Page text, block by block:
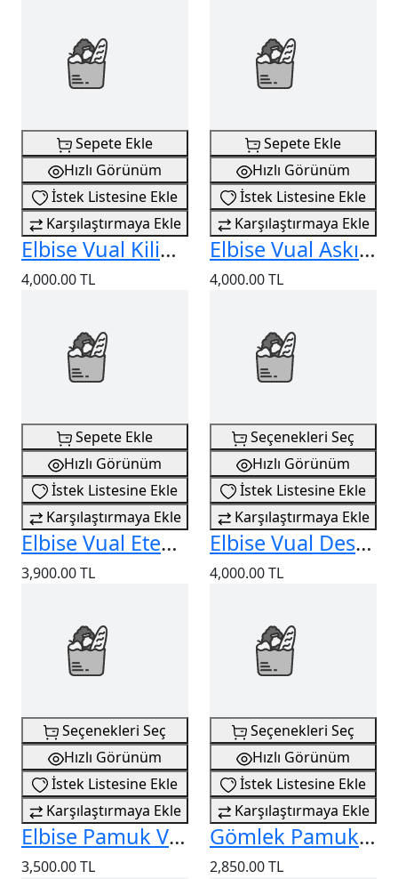
Sepete Ekle
Hızlı Görünüm
İstek Listesine Ekle
Karşılaştırmaya Ekle
Elbise Vual Kilim Desenli
4,000.00 TL
Sepete Ekle
Hızlı Görünüm
İstek Listesine Ekle
Karşılaştırmaya Ekle
Elbise Vual Askı Taş Detaylı
4,000.00 TL
Sepete Ekle
Hızlı Görünüm
İstek Listesine Ekle
Karşılaştırmaya Ekle
Elbise Vual Etek Ucu Dantel
3,900.00 TL
Seçenekleri Seç
Hızlı Görünüm
İstek Listesine Ekle
Karşılaştırmaya Ekle
Elbise Vual Desenli
4,000.00 TL
Seçenekleri Seç
Hızlı Görünüm
İstek Listesine Ekle
Karşılaştırmaya Ekle
Elbise Pamuk Viskon Askılı
3,500.00 TL
Seçenekleri Seç
Hızlı Görünüm
İstek Listesine Ekle
Karşılaştırmaya Ekle
Gömlek Pamuk Vual Çiçekli
2,850.00 TL